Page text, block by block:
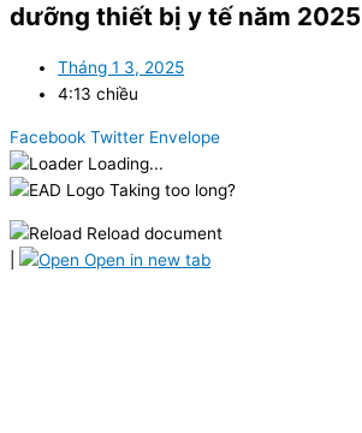
dưỡng thiết bị y tế năm 2025
Tháng 1 3, 2025
4:13 chiều
Facebook Twitter Envelope
Loading...
Taking too long?
Reload document
Open in new tab